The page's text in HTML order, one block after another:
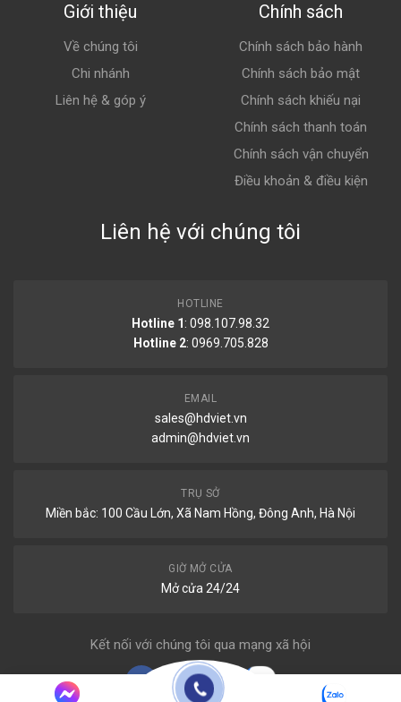
Giới thiệu
Về chúng tôi
Chi nhánh
Liên hệ & góp ý
Chính sách
Chính sách bảo hành
Chính sách bảo mật
Chính sách khiếu nại
Chính sách thanh toán
Chính sách vận chuyển
Điều khoản & điều kiện
Liên hệ với chúng tôi
HOTLINE
Hotline 1 : 098.107.98.32
Hotline 2: 0969.705.828
EMAIL
sales@hdviet.vn
admin@hdviet.vn
TRỤ SỞ
Miền bắc: 100 Cầu Lớn, Xã Nam Hồng, Đông Anh, Hà Nội
GIỜ MỞ CỬA
Mở cửa 24/24
Kết nối với chúng tôi qua mạng xã hội